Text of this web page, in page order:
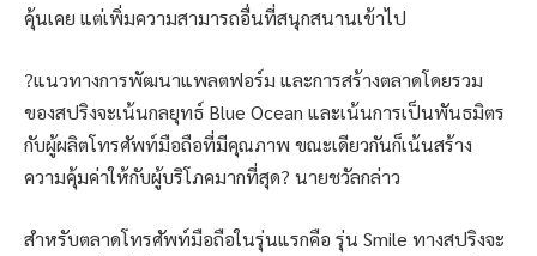
คุ้นเคย แต่เพิ่มความสามารถอื่นที่สนุกสนานเข้าไป
?แนวทางการพัฒนาแพลตฟอร์ม และการสร้างตลาดโดยรวม
ของสปริงจะเน้นกลยุทธ์ Blue Ocean และเน้นการเป็นพันธมิตร
กับผู้ผลิตโทรศัพท์มือถือที่มีคุณภาพ ขณะเดียวกันก็เน้นสร้าง
ความคุ้มค่าให้กับผู้บริโภคมากที่สุด? นายชวัลกล่าว
สำหรับตลาดโทรศัพท์มือถือในรุ่นแรกคือ รุ่น Smile ทางสปริงจะ